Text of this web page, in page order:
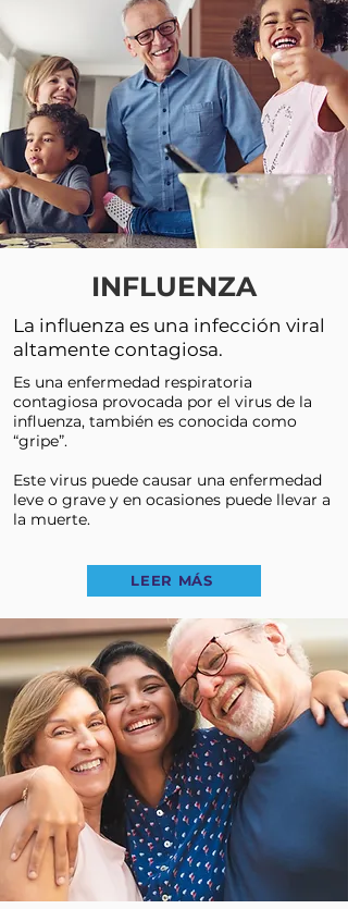
INFLUENZA
La influenza es una infección viral
altamente contagiosa.
Es una enfermedad respiratoria
contagiosa provocada por el virus de la
influenza, también es conocida como
“gripe”.
Este virus puede causar una enfermedad
leve o grave y en ocasiones puede llevar a
la muerte.
LEER MÁS